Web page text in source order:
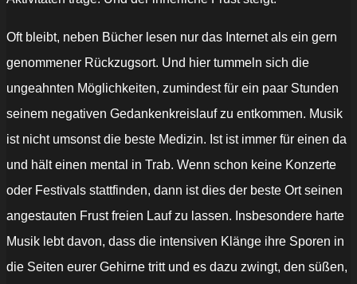
Oft bleibt, neben Bücher lesen nur das Internet als ein gern
genommener Rückzugsort. Und hier tummeln sich die
ungeahnten Möglichkeiten, zumindest für ein paar Stunden
seinem negativen Gedankenkreislauf zu entkommen. Musik
ist nicht umsonst die beste Medizin. Ist ist immer für einen da
und hält einen mental in Trab. Wenn schon keine Konzerte
oder Festivals stattfinden, dann ist dies der beste Ort seinen
angestauten Frust freien Lauf zu lassen. Insbesondere harte
Musik lebt davon, dass die intensiven Klänge ihre Sporen in
die Seiten eurer Gehirne tritt und es dazu zwingt, den süßen,